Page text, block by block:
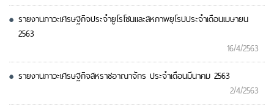
รายงานภาวะเศรษฐกิจประจำยูโรโซนและสหภาพยุโรปประจำเดือนเมษายน
2563
16/4/2563
รายงานภาวะเศรษฐกิจสหราชอาณาจักร ประจำเดือนมีนาคม 2563
2/4/2563